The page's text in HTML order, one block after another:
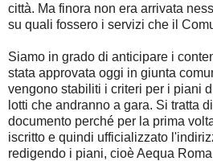
città. Ma finora non era arrivata
su quali fossero i servizi che il
Siamo in grado di anticipare i
stata approvata oggi in giunta
vengono stabiliti i criteri per i piani
lotti che andranno a gara. Si tratta
documento perché per la prima
iscritto e quindi ufficializzato
redigendo i piani, cioè Aequa